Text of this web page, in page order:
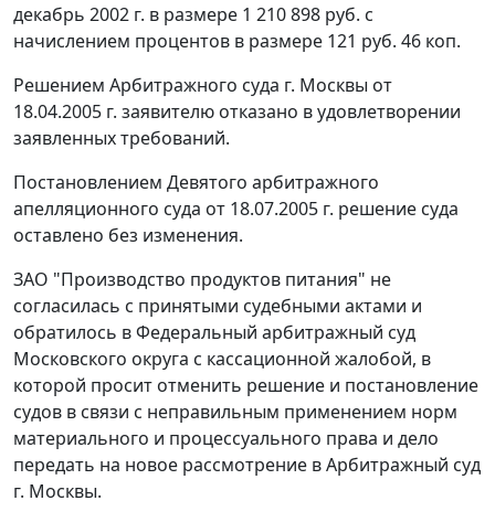
декабрь 2002 г. в размере 1 210 898 руб. с
начислением процентов в размере 121 руб. 46 коп.
Решением Арбитражного суда г. Москвы от
18.04.2005 г. заявителю отказано в удовлетворении
заявленных требований.
Постановлением Девятого арбитражного
апелляционного суда от 18.07.2005 г. решение суда
оставлено без изменения.
ЗАО "Производство продуктов питания" не
согласилась с принятыми судебными актами и
обратилось в Федеральный арбитражный суд
Московского округа с кассационной жалобой, в
которой просит отменить решение и постановление
судов в связи с неправильным применением норм
материального и процессуального права и дело
передать на новое рассмотрение в Арбитражный суд
г. Москвы.